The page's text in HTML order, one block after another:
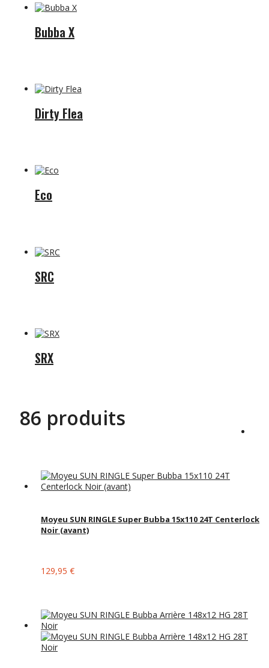
Bubba X
Dirty Flea
Eco
SRC
SRX
86 produits
Moyeu SUN RINGLE Super Bubba 15x110 24T Centerlock
Noir (avant)
129,95 €